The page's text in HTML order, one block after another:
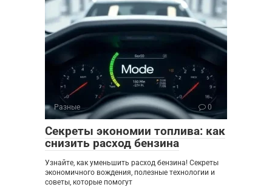
Разные 0
Секреты экономии топлива: как
снизить расход бензина
Узнайте, как уменьшить расход бензина! Секреты
экономичного вождения, полезные технологии и
советы, которые помогут